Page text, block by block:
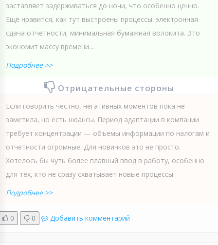
заставляет задерживаться до ночи, что особенно ценно.
Ещё нравится, как тут выстроены процессы: электронная
сдача отчетности, минимальная бумажная волокита. Это
экономит массу времени....
Подробнее >>
Отрицательные стороны
Если говорить честно, негативных моментов пока не
заметила, но есть нюансы. Период адаптации в компании
требует концентрации — объемы информации по налогам и
отчетности огромные. Для новичков это не просто.
Хотелось бы чуть более плавный ввод в работу, особенно
для тех, кто не сразу схватывает новые процессы.
Подробнее >>
0 0 Добавить комментарий